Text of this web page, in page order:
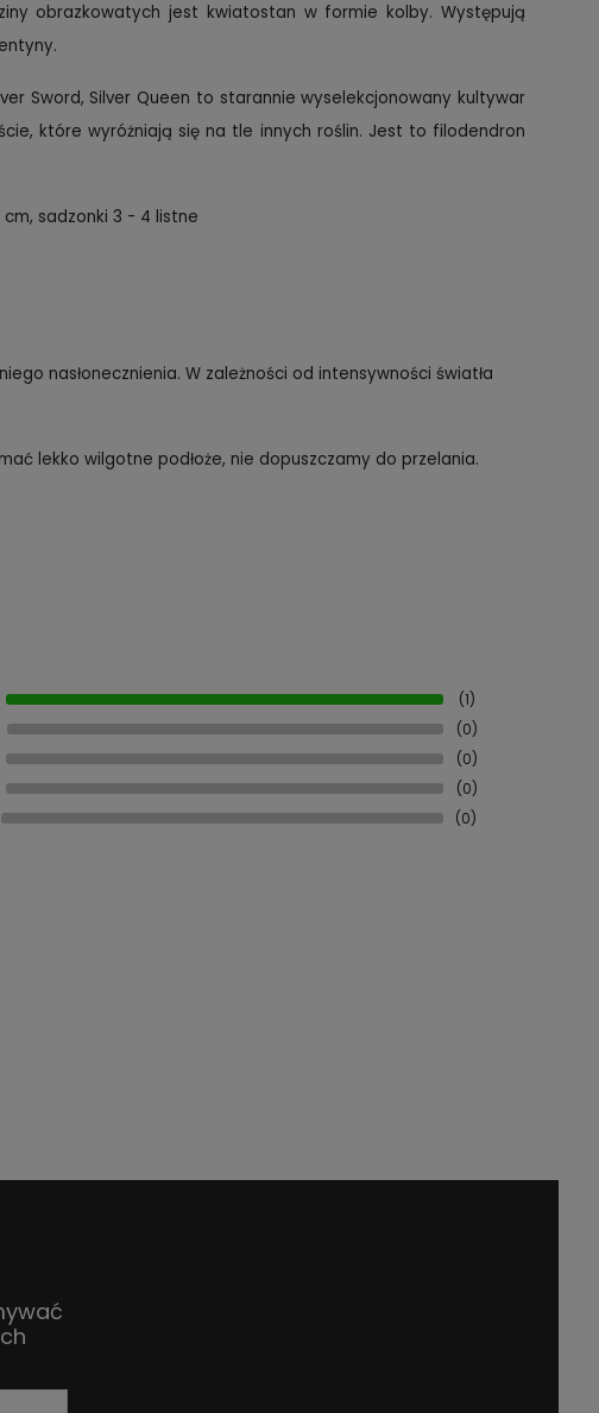
obrazkowatych jest kwiatostan w formie kolby. Występują
Sword, Silver Queen to starannie wyselekcjonowany kultywar
które wyróżniają się na tle innych roślin. Jest to filodendron
sadzonki 3 - 4 listne
nasłonecznienia. W zależności od intensywności światła
lekko wilgotne podłoże, nie dopuszczamy do przelania.
(1)
(0)
(0)
(0)
(0)